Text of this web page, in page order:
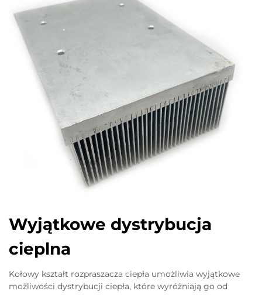
Wyjątkowe dystrybucja
cieplna
Kołowy kształt rozpraszacza ciepła umożliwia wyjątkowe
możliwości dystrybucji ciepła, które wyróżniają go od